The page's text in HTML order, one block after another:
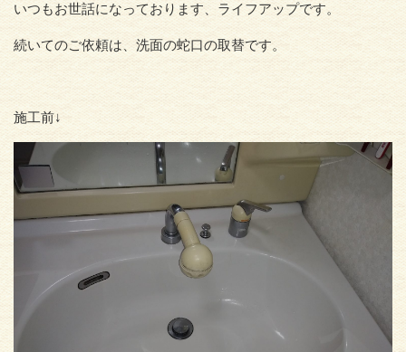
いつもお世話になっております、ライフアップです。
続いてのご依頼は、洗面の蛇口の取替です。
施工前↓